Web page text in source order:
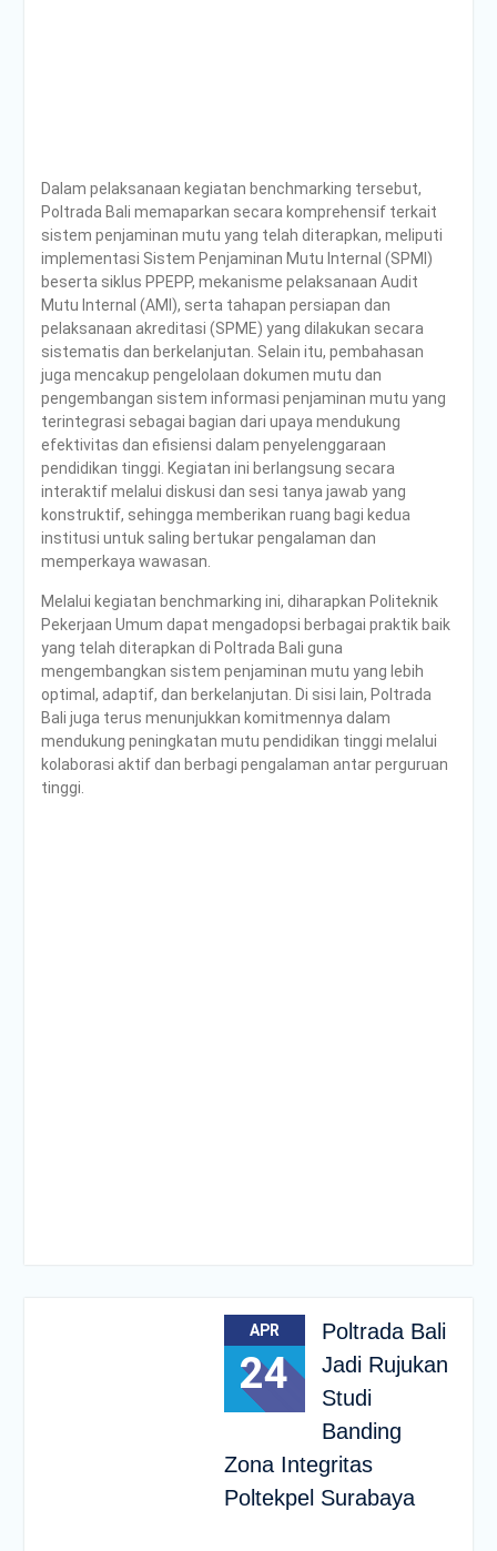
Dalam pelaksanaan kegiatan benchmarking tersebut,
Poltrada Bali memaparkan secara komprehensif terkait
sistem penjaminan mutu yang telah diterapkan, meliputi
implementasi Sistem Penjaminan Mutu Internal (SPMI)
beserta siklus PPEPP, mekanisme pelaksanaan Audit
Mutu Internal (AMI), serta tahapan persiapan dan
pelaksanaan akreditasi (SPME) yang dilakukan secara
sistematis dan berkelanjutan. Selain itu, pembahasan
juga mencakup pengelolaan dokumen mutu dan
pengembangan sistem informasi penjaminan mutu yang
terintegrasi sebagai bagian dari upaya mendukung
efektivitas dan efisiensi dalam penyelenggaraan
pendidikan tinggi. Kegiatan ini berlangsung secara
interaktif melalui diskusi dan sesi tanya jawab yang
konstruktif, sehingga memberikan ruang bagi kedua
institusi untuk saling bertukar pengalaman dan
memperkaya wawasan.
Melalui kegiatan benchmarking ini, diharapkan Politeknik
Pekerjaan Umum dapat mengadopsi berbagai praktik baik
yang telah diterapkan di Poltrada Bali guna
mengembangkan sistem penjaminan mutu yang lebih
optimal, adaptif, dan berkelanjutan. Di sisi lain, Poltrada
Bali juga terus menunjukkan komitmennya dalam
mendukung peningkatan mutu pendidikan tinggi melalui
kolaborasi aktif dan berbagi pengalaman antar perguruan
tinggi.
APR
24
Poltrada Bali
Jadi Rujukan
Studi
Banding
Zona Integritas
Poltekpel Surabaya